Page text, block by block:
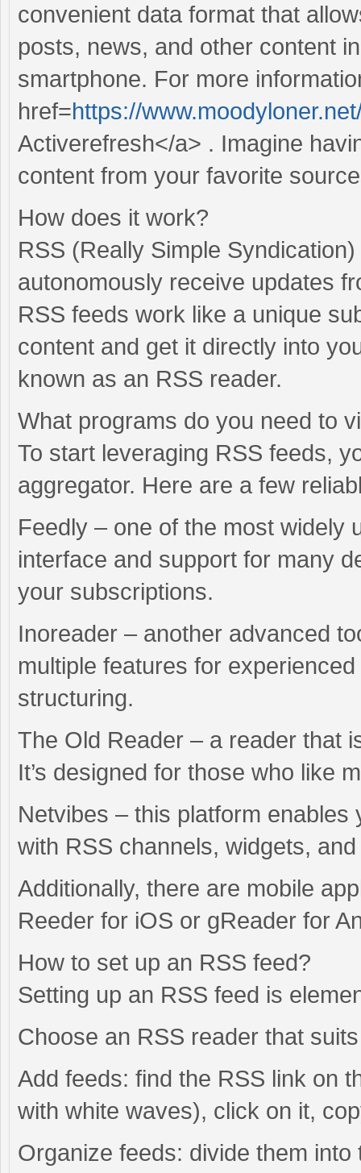
convenient data format that
posts, news, and other content
smartphone. For more
href=https://
Activerefresh</a> . Imagine
content from your favorite
How does it work?
RSS (Really Simple
autonomously receive updates
RSS feeds work like a unique
content and get it directly into
known as an RSS reader.
What programs do you need to
To start leveraging RSS feeds,
aggregator. Here are a few
Feedly – one of the most widely
interface and support for many
your subscriptions.
Inoreader – another advanced
multiple features for
structuring.
The Old Reader – a reader that
It’s designed for those who like
Netvibes – this platform
with RSS channels, widgets,
Additionally, there are mobile
Reeder for iOS or gReader for
How to set up an RSS feed?
Setting up an RSS feed is
Choose an RSS reader that
Add feeds: find the RSS link on
with white waves), click on it,
Organize feeds: divide them